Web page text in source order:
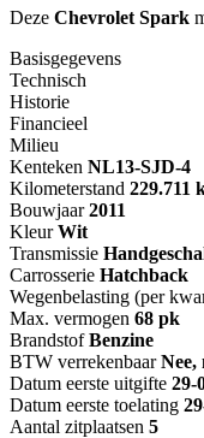
Deze Chevrolet Spark
Basisgegevens
Technisch
Historie
Financieel
Milieu
Kenteken NL13-SJD-4
Kilometerstand 229.711
Bouwjaar 2011
Kleur Wit
Transmissie
Carrosserie Hatchback
Wegenbelasting (per
Max. vermogen 68 pk
Brandstof Benzine
BTW verrekenbaar Nee,
Datum eerste uitgifte 29-
Datum eerste toelating
Aantal zitplaatsen 5